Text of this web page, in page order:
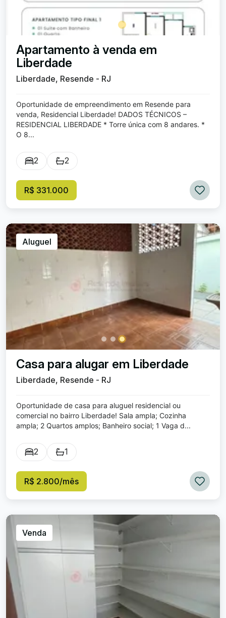
Apartamento à venda em
Liberdade
Liberdade, Resende - RJ
Oportunidade de empreendimento em Resende para
venda, Residencial Liberdade! DADOS TÉCNICOS –
RESIDENCIAL LIBERDADE * Torre única com 8 andares. *
O 8...
2 2
R$ 331.000
Aluguel
Casa para alugar em Liberdade
Liberdade, Resende - RJ
Oportunidade de casa para aluguel residencial ou
comercial no bairro Liberdade! Sala ampla; Cozinha
ampla; 2 Quartos amplos; Banheiro social; 1 Vaga d...
2 1
R$ 2.800/mês
Venda